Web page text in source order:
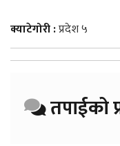
क्याटेगोरी :प्रदेश ५
तपाईको